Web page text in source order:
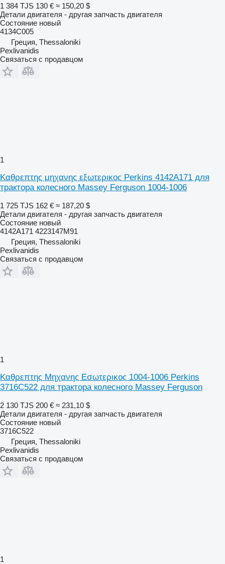
1 384 TJS 130 € ≈ 150,20 $
Детали двигателя - другая запчасть двигателя
Состояние новый
4134C005
Греция, Thessaloniki
Pexlivanidis
Связаться с продавцом
1
Καθρεπτης μηχανης εξωτερικος Perkins 4142A171 для
трактора колесного Massey Ferguson 1004-1006
1 725 TJS 162 € ≈ 187,20 $
Детали двигателя - другая запчасть двигателя
Состояние новый
4142A171 4223147M91
Греция, Thessaloniki
Pexlivanidis
Связаться с продавцом
1
Καθρεπτης Μηχανης Εσωτερικος 1004-1006 Perkins
3716C522 для трактора колесного Massey Ferguson
2 130 TJS 200 € ≈ 231,10 $
Детали двигателя - другая запчасть двигателя
Состояние новый
3716C522
Греция, Thessaloniki
Pexlivanidis
Связаться с продавцом
1